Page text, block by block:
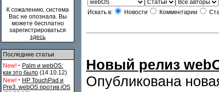
К сожалению, система
Вас не опознала. Вы
можете бесплатно
зарегистрироваться
здесь
Последние статьи
New! · Palm и webOS:
как это было (14.10.12)
New! · HP TouchPad и
Pre3. webOS против iOS
Искать в: Новости Комментарии
Новый релиз
Опубликована